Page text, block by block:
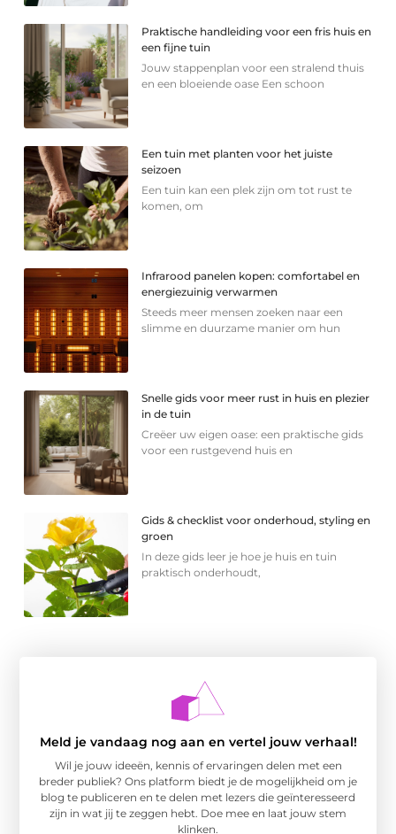
Praktische handleiding voor een fris huis en
een fijne tuin
Jouw stappenplan voor een stralend thuis
en een bloeiende oase Een schoon
Een tuin met planten voor het juiste
seizoen
Een tuin kan een plek zijn om tot rust te
komen, om
Infrarood panelen kopen: comfortabel en
energiezuinig verwarmen
Steeds meer mensen zoeken naar een
slimme en duurzame manier om hun
Snelle gids voor meer rust in huis en plezier
in de tuin
Creëer uw eigen oase: een praktische gids
voor een rustgevend huis en
Gids & checklist voor onderhoud, styling en
groen
In deze gids leer je hoe je huis en tuin
praktisch onderhoudt,
Meld je vandaag nog aan en vertel jouw verhaal!
Wil je jouw ideeën, kennis of ervaringen delen met een
breder publiek? Ons platform biedt je de mogelijkheid om je
blog te publiceren en te delen met lezers die geïnteresseerd
zijn in wat jij te zeggen hebt. Doe mee en laat jouw stem
klinken.